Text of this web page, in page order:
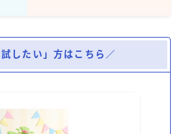
したい」方はこちら／